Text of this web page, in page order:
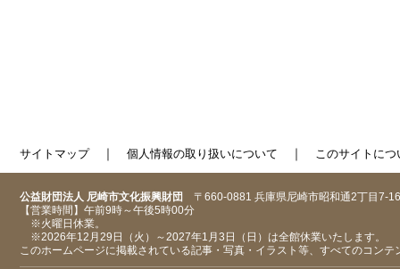
サイトマップ｜ 個人情報の取り扱いについて ｜ このサイトにつ
公益財団法人 尼崎市文化振興財団 〒660-0881 兵庫県尼崎市昭和通2丁目7-16
【営業時間】午前9時～午後5時00分
※火曜日休業。
※2026年12月29日（火）～2027年1月3日（日）は全館休業いたします。
このホームページに掲載されている記事・写真・イラスト等、すべてのコン